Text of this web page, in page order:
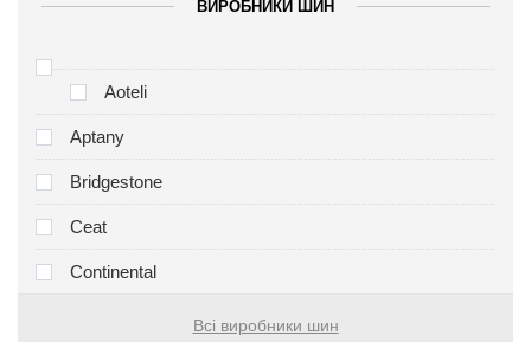
ВИРОБНИКИ ШИН
Aoteli
Aptany
Bridgestone
Ceat
Continental
Всі виробники шин